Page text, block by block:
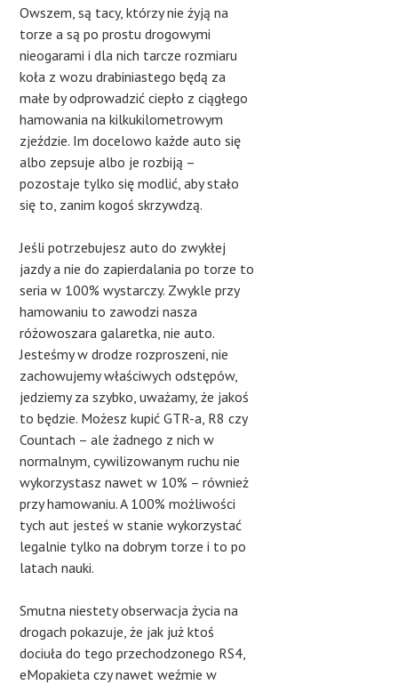
Owszem, są tacy, którzy nie żyją na
torze a są po prostu drogowymi
nieogarami i dla nich tarcze rozmiaru
koła z wozu drabiniastego będą za
małe by odprowadzić ciepło z ciągłego
hamowania na kilkukilometrowym
zjeździe. Im docelowo każde auto się
albo zepsuje albo je rozbiją –
pozostaje tylko się modlić, aby stało
się to, zanim kogoś skrzywdzą.
Jeśli potrzebujesz auto do zwykłej
jazdy a nie do zapierdalania po torze to
seria w 100% wystarczy. Zwykle przy
hamowaniu to zawodzi nasza
różowoszara galaretka, nie auto.
Jesteśmy w drodze rozproszeni, nie
zachowujemy właściwych odstępów,
jedziemy za szybko, uważamy, że jakoś
to będzie. Możesz kupić GTR-a, R8 czy
Countach – ale żadnego z nich w
normalnym, cywilizowanym ruchu nie
wykorzystasz nawet w 10% – również
przy hamowaniu. A 100% możliwości
tych aut jesteś w stanie wykorzystać
legalnie tylko na dobrym torze i to po
latach nauki.
Smutna niestety obserwacja życia na
drogach pokazuje, że jak już ktoś
dociuła do tego przechodzonego RS4,
eMopakieta czy nawet weźmie w